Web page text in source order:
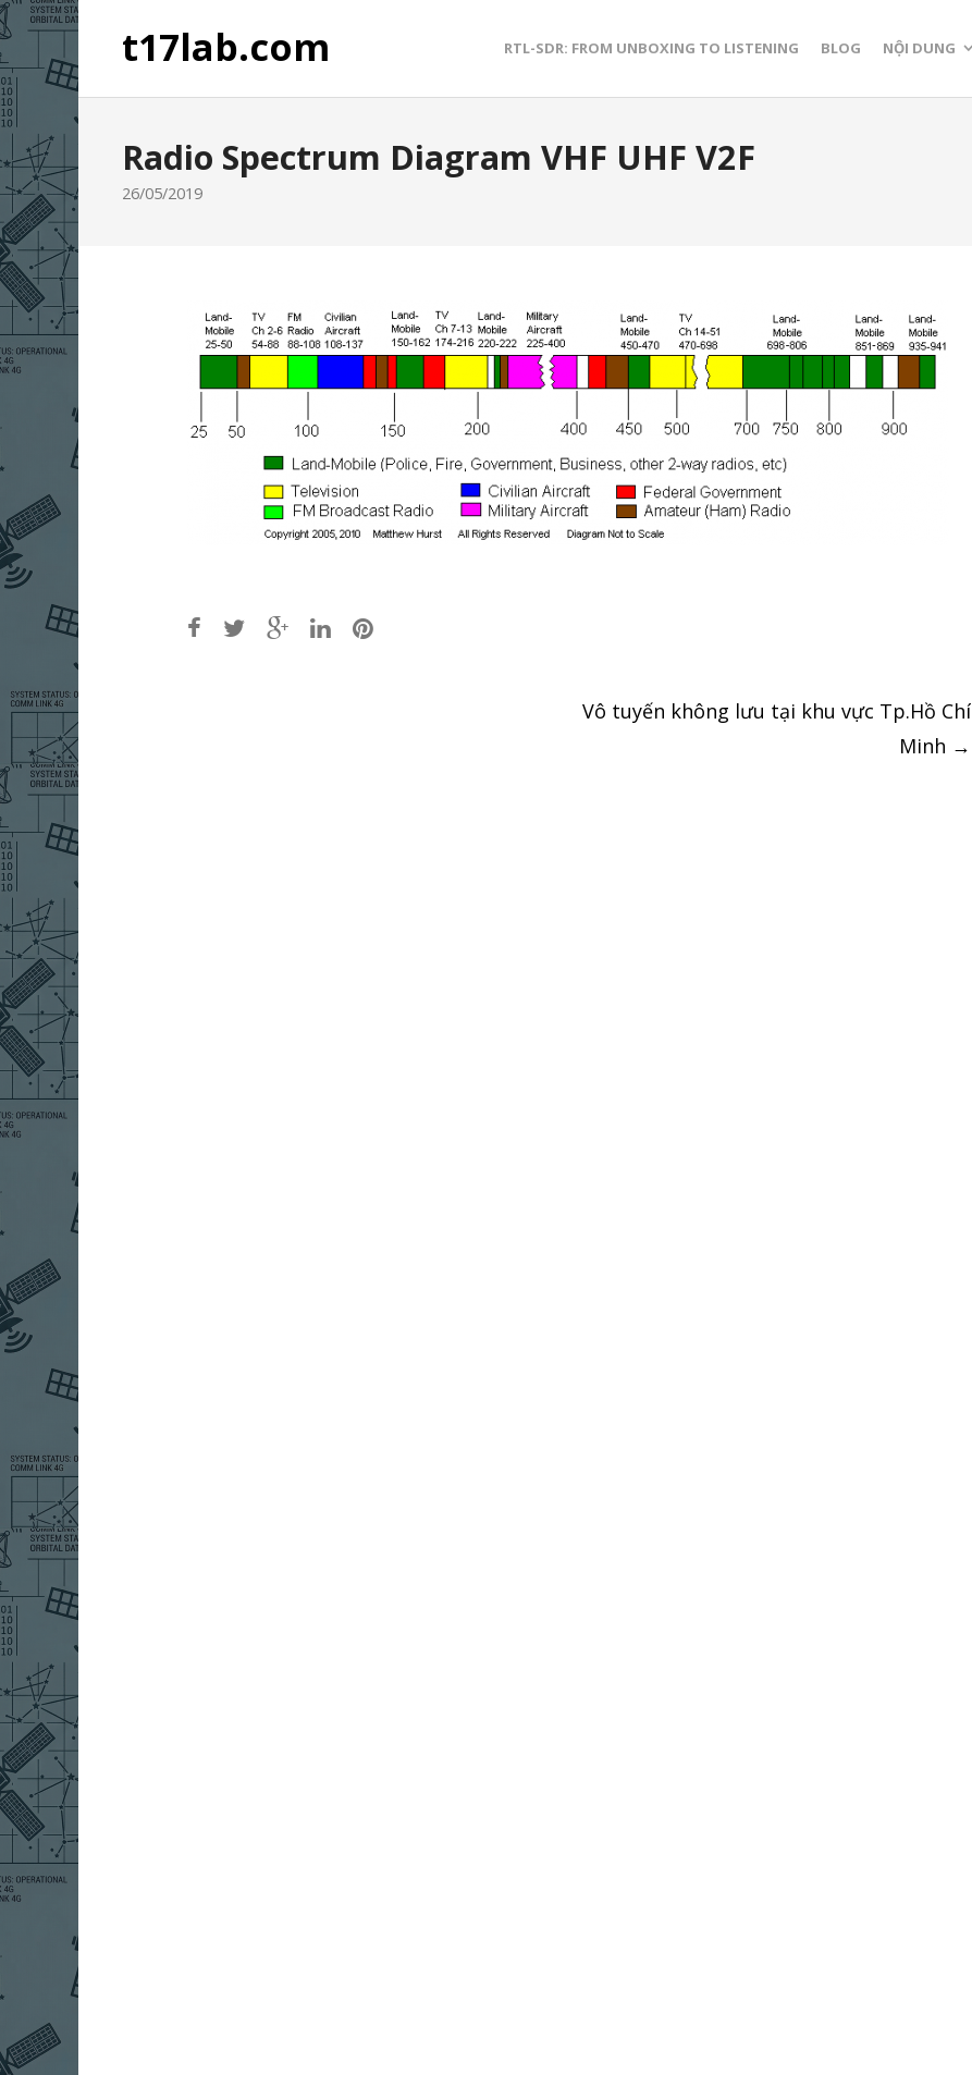
t17lab.com RTL-SDR: FROM UNBOXING TO LISTENING BLOG NỘI DUNG
Radio Spectrum Diagram VHF UHF V2F
26/05/2019
Vô tuyến không lưu tại khu vực Tp.Hồ Chí
Minh →